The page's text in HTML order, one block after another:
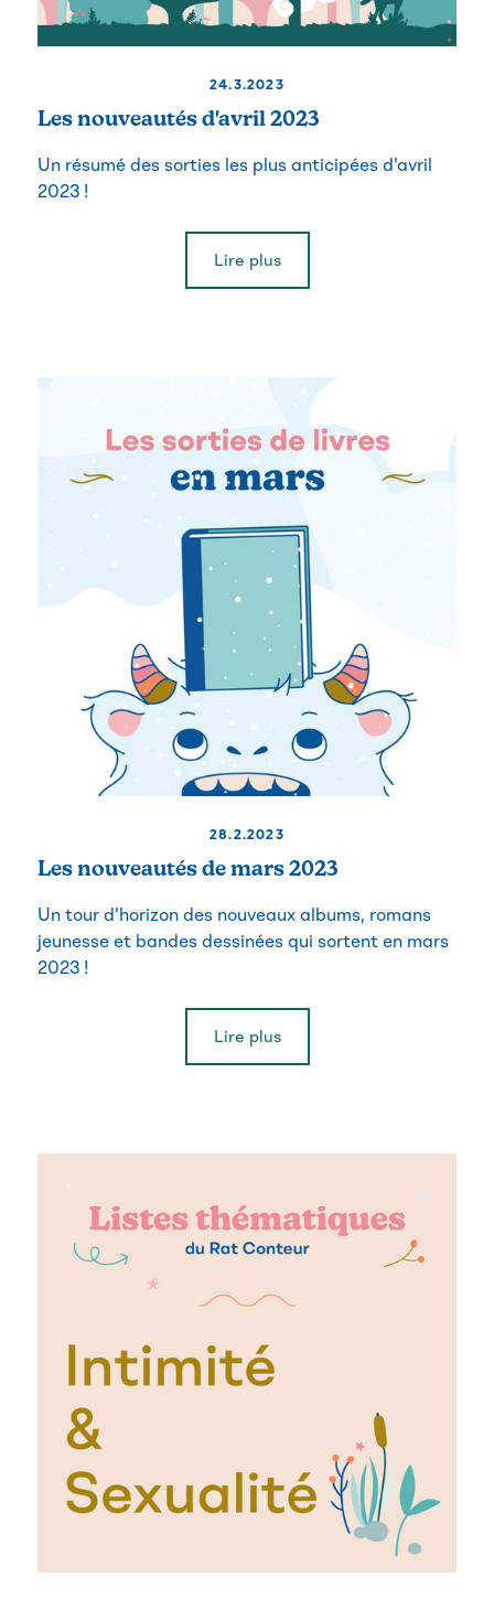
24.3.2023
Les nouveautés d'avril 2023
Un résumé des sorties les plus anticipées d'avril
2023 !
Lire plus
28.2.2023
Les nouveautés de mars 2023
Un tour d'horizon des nouveaux albums, romans
jeunesse et bandes dessinées qui sortent en mars
2023 !
Lire plus